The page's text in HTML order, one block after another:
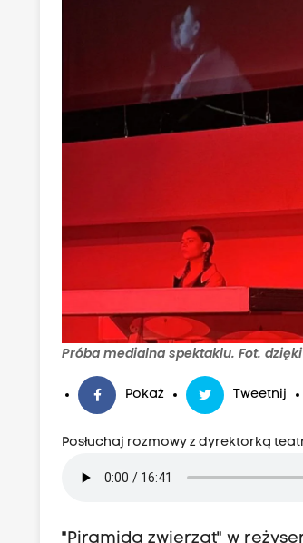
Próba medialna spektaklu. Fot.
Pokaż Tweetnij
Posłuchaj rozmowy z dyrektorką
"Piramida zwierząt" w